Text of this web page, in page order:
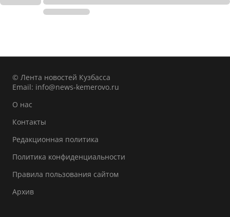
© Лента новостей Кузбасса
Email: info@news-kemerovo.ru
О нас
Контакты
Редакционная политика
Политика конфиденциальности
Правила пользования сайтом
Архив